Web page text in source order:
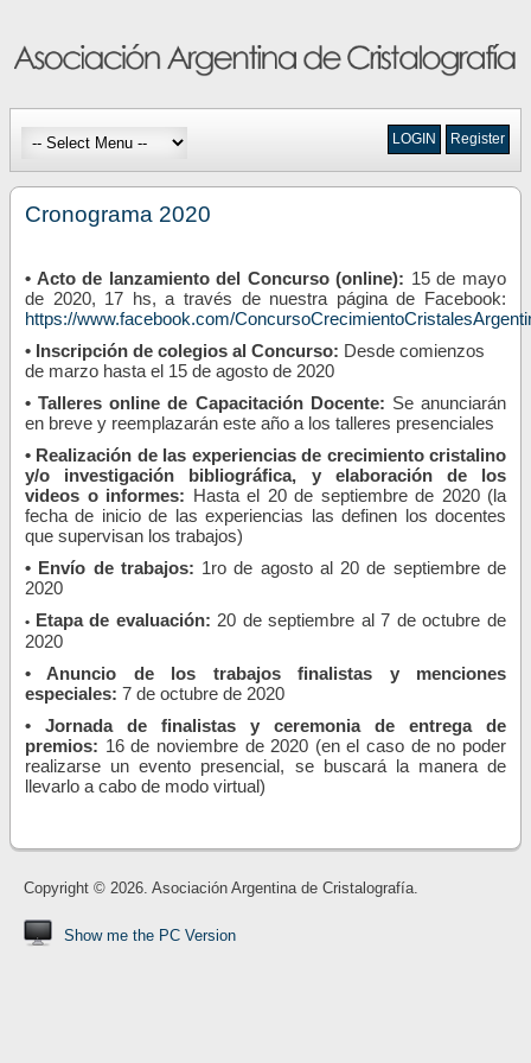
Register
LOGIN
Cronograma 2020
• Acto de lanzamiento del Concurso (online): 15 de mayo
de 2020, 17 hs, a través de nuestra página de Facebook:
https://www.facebook.com/
• Inscripción de colegios al Concurso: Desde comienzos
de marzo hasta el 15 de agosto de 2020
• Talleres online de Capacitación Docente: Se anunciarán
en breve y reemplazarán este año a los talleres presenciales
• Realización de las experiencias de crecimiento cristalino
y/o investigación bibliográfica, y elaboración de los
videos o informes: Hasta el 20de septiembrede 2020 (la
fecha de inicio de las experiencias las definen los docentes
que supervisan los trabajos)
• Envío de trabajos: 1ro de agosto al 20 de septiembre de
2020
• Etapa de evaluación: 20 de septiembre al 7 de octubre de
2020
• Anuncio de los trabajos finalistas y menciones
especiales: 7 de octubre de 2020
• Jornada de finalistas y ceremonia de entrega de
premios: 16 de noviembre de 2020 (en el caso de no poder
realizarse un evento presencial, se buscará la manera de
llevarlo a cabo de modo virtual)
Copyright © 2026. Asociación Argentina de Cristalografía.
Show me the PC Version